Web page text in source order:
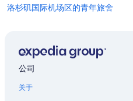
洛杉矶国际机场区的青年旅舍
位于洛杉矶国际机场区的娱乐场酒店
公司
关于